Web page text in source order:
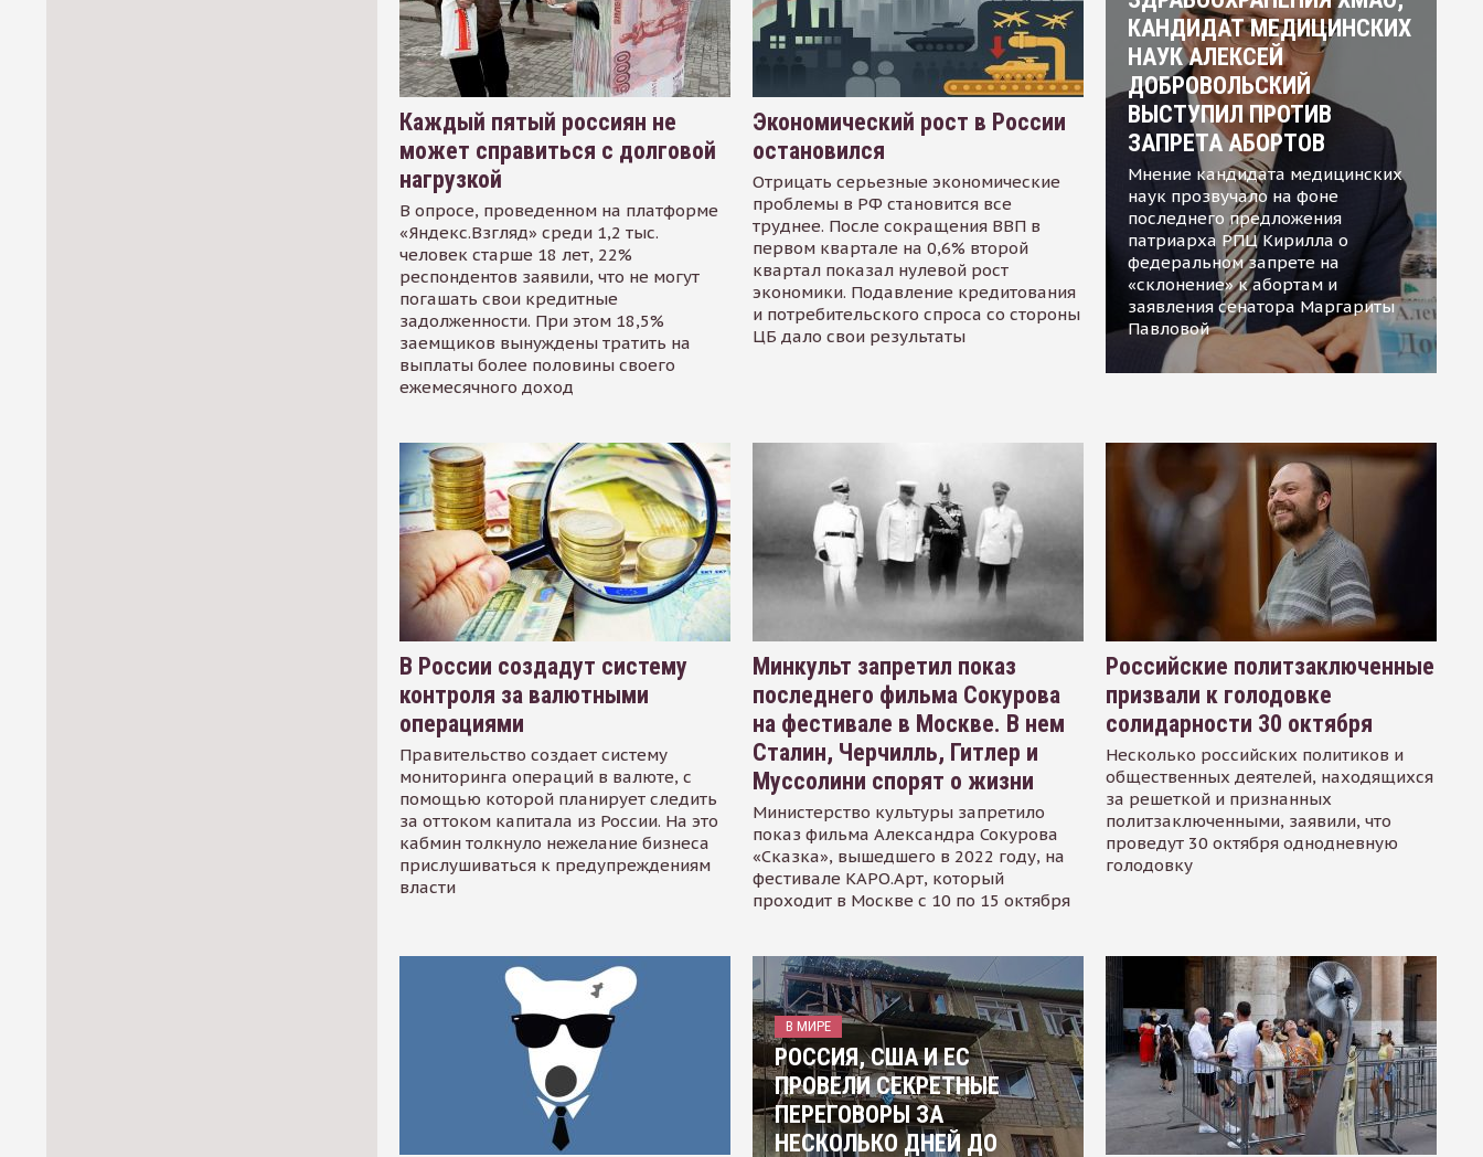
Каждый пятый россиян не
может справиться с долговой
нагрузкой
В опросе, проведенном на платформе
«Яндекс.Взгляд» среди 1,2 тыс.
человек старше 18 лет, 22%
респондентов заявили, что не могут
погашать свои кредитные
задолженности. При этом 18,5%
заемщиков вынуждены тратить на
выплаты более половины своего
ежемесячного доход
Экономический рост в России
остановился
Отрицать серьезные экономические
проблемы в РФ становится все
труднее. После сокращения ВВП в
первом квартале на 0,6% второй
квартал показал нулевой рост
экономики. Подавление кредитования
и потребительского спроса со стороны
ЦБ дало свои результаты
КАНДИДАТ МЕДИЦИНСКИХ
НАУК АЛЕКСЕЙ
ДОБРОВОЛЬСКИЙ
ВЫСТУПИЛ ПРОТИВ
ЗАПРЕТА АБОРТОВ
Мнение кандидата медицинских
наук прозвучало на фоне
последнего предложения
патриарха РПЦ Кирилла о
федеральном запрете на
«склонение» к абортам и
заявления сенатора Маргариты
Павловой
В России создадут систему
контроля за валютными
операциями
Правительство создает систему
мониторинга операций в валюте, с
помощью которой планирует следить
за оттоком капитала из России. На это
кабмин толкнуло нежелание бизнеса
прислушиваться к предупреждениям
власти
Минкульт запретил показ
последнего фильма Сокурова
на фестивале в Москве. В нем
Сталин, Черчилль, Гитлер и
Муссолини спорят о жизни
Министерство культуры запретило
показ фильма Александра Сокурова
«Сказка», вышедшего в 2022 году, на
фестивале КАРО.Арт, который
проходит в Москве с 10 по 15 октября
Российские политзаключенные
призвали к голодовке
солидарности 30 октября
Несколько российских политиков и
общественных деятелей, находящихся
за решеткой и признанных
политзаключенными, заявили, что
проведут 30 октября однодневную
голодовку
В МИРЕ
РОССИЯ, США И ЕС
ПРОВЕЛИ СЕКРЕТНЫЕ
ПЕРЕГОВОРЫ ЗА
НЕСКОЛЬКО ДНЕЙ ДО